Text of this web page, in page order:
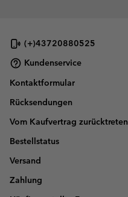
(+)43720880525
Kundenservice
Kontaktformular
Rücksendungen
Vom Kaufvertrag zurücktreten
Bestellstatus
Versand
Zahlung